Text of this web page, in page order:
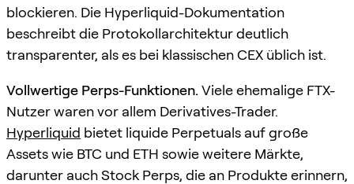
blockieren. Die Hyperliquid-Dokumentation
beschreibt die Protokollarchitektur deutlich
transparenter, als es bei klassischen CEX üblich ist.
Vollwertige Perps-Funktionen. Viele ehemalige FTX-
Nutzer waren vor allem Derivatives-Trader.
Hyperliquid bietet liquide Perpetuals auf große
Assets wie BTC und ETH sowie weitere Märkte,
darunter auch Stock Perps, die an Produkte erinnern,